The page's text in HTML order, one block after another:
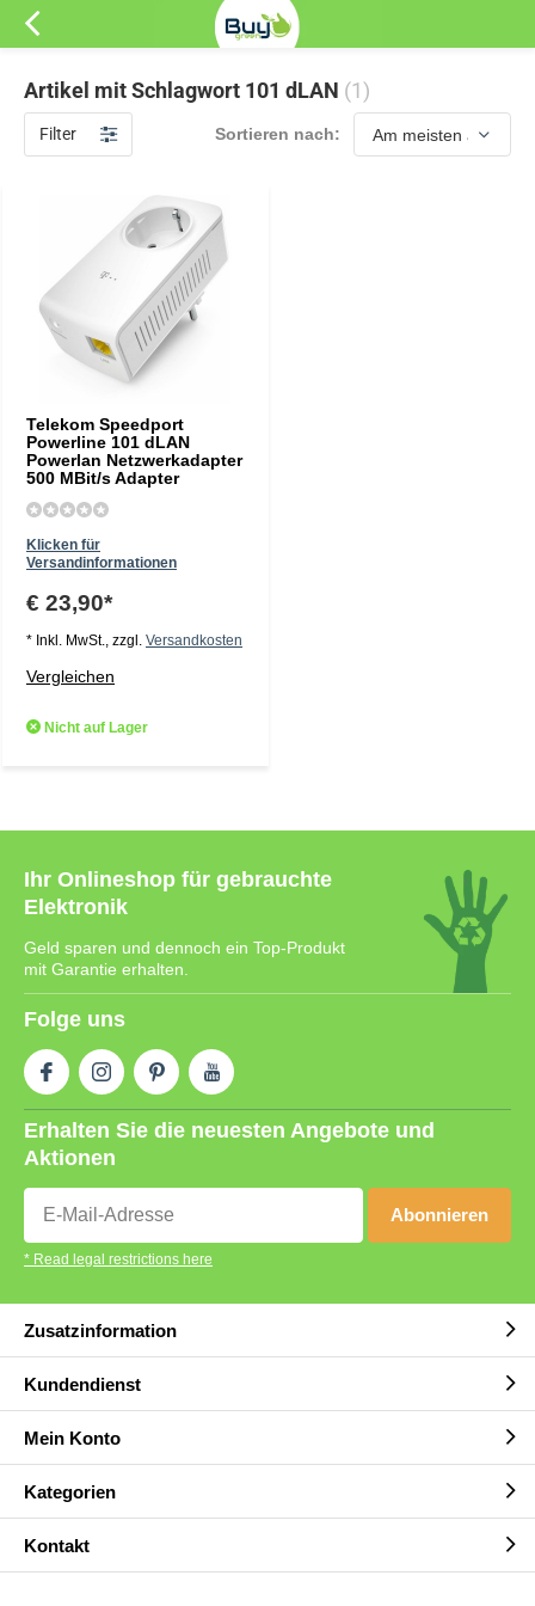
Artikel mit Schlagwort 101 dLAN (1)
Filter Sortieren nach:
Telekom Speedport
Powerline 101 dLAN
Powerlan Netzwerkadapter
500 MBit/s Adapter
Klicken für
Versandinformationen
€ 23,90*
* Inkl. MwSt., zzgl. Versandkosten
Vergleichen
Nicht auf Lager
Ihr Onlineshop für gebrauchte
Elektronik
Geld sparen und dennoch ein Top-Produkt
mit Garantie erhalten.
Folge uns
Erhalten Sie die neuesten Angebote und
Aktionen
Abonnieren
* Read legal restrictions here
Zusatzinformation
Kundendienst
Mein Konto
Kategorien
Kontakt